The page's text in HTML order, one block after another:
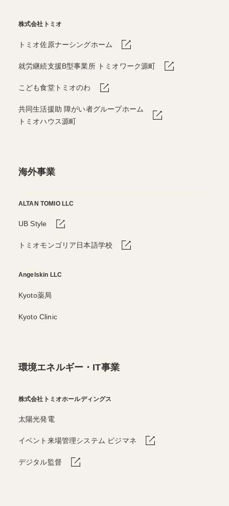
株式会社トミオ
トミオ佐原ナーシングホーム
就労継続支援B型事業所 トミオワーク源町
こども食堂トミオのわ
共同生活援助 障がい者グループホーム
トミオハウス源町
海外事業
ALTAN TOMIO LLC
UB Style
トミオモンゴリア日本語学校
Angelskin LLC
Kyoto薬局
Kyoto Clinic
環境エネルギー・IT事業
株式会社トミオホールディングス
太陽光発電
イベント来場管理システム ビジマネ
デジタル監督